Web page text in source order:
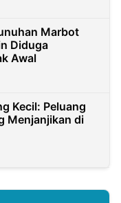
Marbot
Diduga
Awal
Kecil: Peluang
Menjanjikan di